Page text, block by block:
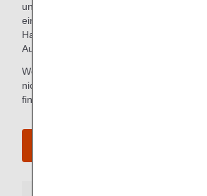
unsere Passagiere der Business Class zu
einschließlich Express-Check-in an
Halten Sie einfach nach dem Business
Ausschau.
Wenn Sie bereits online eingecheckt
nicht zum Check-in-Schalter gehen.
finden Sie unter